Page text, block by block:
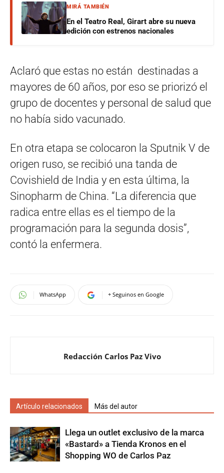
MIRÁ TAMBIÉN
En el Teatro Real, Girart abre su nueva
edición con estrenos nacionales
Aclaró que estas no están destinadas a
mayores de 60 años, por eso se priorizó el
grupo de docentes y personal de salud que
no había sido vacunado.
En otra etapa se colocaron la Sputnik V de
origen ruso, se recibió una tanda de
Covishield de India y en esta última, la
Sinopharm de China. “La diferencia que
radica entre ellas es el tiempo de la
programación para la segunda dosis”,
contó la enfermera.
WhatsApp + Seguinos en Google
Redacción Carlos Paz Vivo
Artículo relacionados Más del autor
Llega un outlet exclusivo de la marca
«Bastard» a Tienda Kronos en el
Shopping WO de Carlos Paz